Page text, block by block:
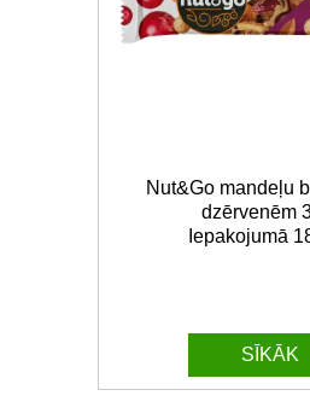
Nut&Go mandeļu
dzērvenēm
Iepakojumā
SĪKĀK